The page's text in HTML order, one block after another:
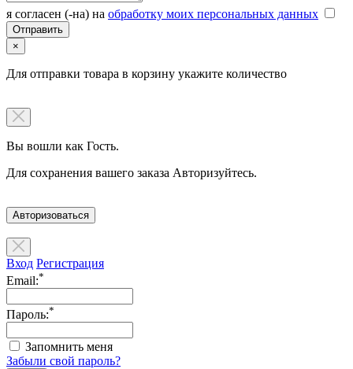
я согласен (-на) на обработку моих персональных данных
×
Для отправки товара в корзину укажите количество
Вы вошли как Гость.
Для сохранения вашего заказа Авторизуйтесь.
Авторизоваться
Вход Регистрация
Email:*
Пароль:*
Запомнить меня
Забыли свой пароль?